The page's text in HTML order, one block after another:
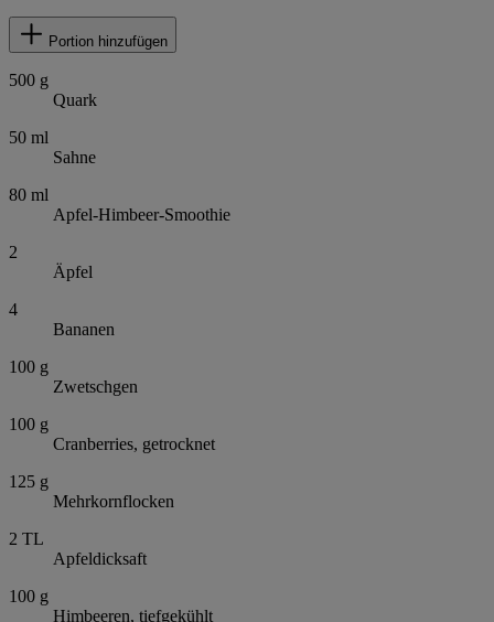
Portion hinzufügen
500 g
Quark
50 ml
Sahne
80 ml
Apfel-Himbeer-Smoothie
2
Äpfel
4
Bananen
100 g
Zwetschgen
100 g
Cranberries, getrocknet
125 g
Mehrkornflocken
2 TL
Apfeldicksaft
100 g
Himbeeren, tiefgekühlt